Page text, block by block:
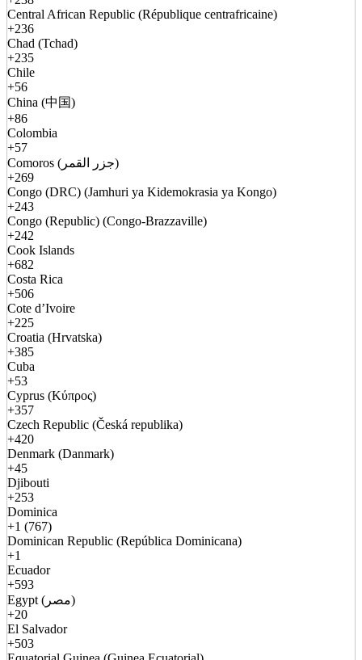
Central African Republic (République centrafricaine)
+236
Chad (Tchad)
+235
Chile
+56
China (中国)
+86
Colombia
+57
Comoros (جزر القمر)
+269
Congo (DRC) (Jamhuri ya Kidemokrasia ya Kongo)
+243
Congo (Republic) (Congo-Brazzaville)
+242
Cook Islands
+682
Costa Rica
+506
Cote d’Ivoire
+225
Croatia (Hrvatska)
+385
Cuba
+53
Cyprus (Κύπρος)
+357
Czech Republic (Česká republika)
+420
Denmark (Danmark)
+45
Djibouti
+253
Dominica
+1 (767)
Dominican Republic (República Dominicana)
+1
Ecuador
+593
Egypt (مصر)
+20
El Salvador
+503